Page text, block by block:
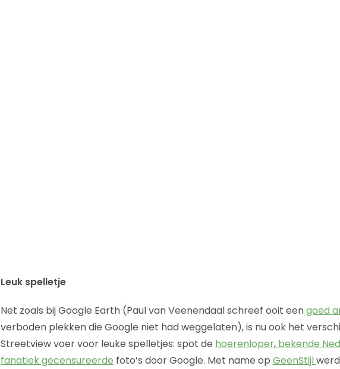
Leuk spelletje
Net zoals bij Google Earth (Paul van Veenendaal schreef ooit eengoed
verboden plekken die Google niet had weggelaten), is nu ook het
Streetview voer voor leuke spelletjes: spot de hoerenloper,bekende
fanatiek gecensureerde foto’s door Google. Met name op GeenStijl